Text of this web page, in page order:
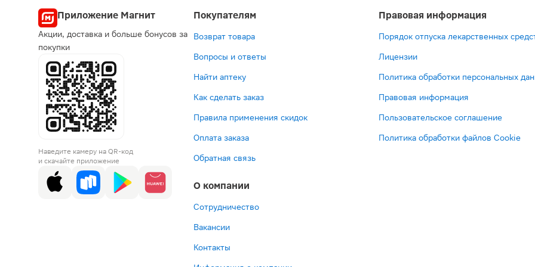
Приложение Магнит
Акции, доставка и больше бонусов за
покупки
Наведите камеру на QR-код
и скачайте приложение
Покупателям
Возврат товара
Вопросы и ответы
Найти аптеку
Как сделать заказ
Правила применения скидок
Оплата заказа
Обратная связь
О компании
Сотрудничество
Вакансии
Контакты
Правовая информация
Порядок отпуска лекарственных
Лицензии
Политика обработки персональных
Правовая информация
Пользовательское соглашение
Политика обработки файлов Cookie